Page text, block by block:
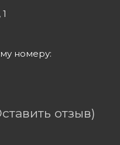
номеру:
отзыв)